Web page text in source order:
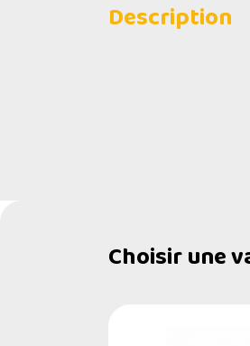
Description
Choisir une